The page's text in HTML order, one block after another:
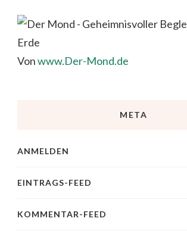
Vonwww.Der-Mond.de
META
ANMELDEN
EINTRAGS-FEED
KOMMENTAR-FEED